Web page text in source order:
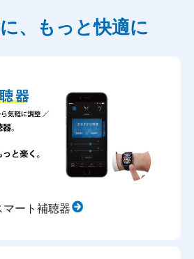
、もっと快適に
マート補聴器